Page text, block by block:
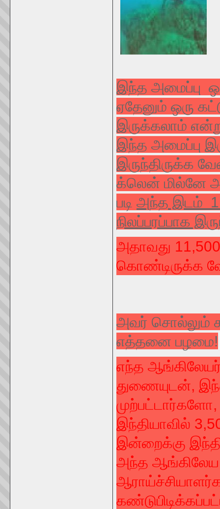
இந்த அமைப்பு
ஏதேனும் ஒரு
இருக்கலாம்
இந்த அமைப்பு
இருந்திருக்க
க்லென் மில்னே
படி அந்த இடம்
நிலப்பரப்பாக
அதாவது
கொண்டிருக்க
அவர் சொல்லும்
எத்தனை பழமை!
எந்த
துணையுடன்,
இந்தியாவில்
இன்றைக்கு
அந்த